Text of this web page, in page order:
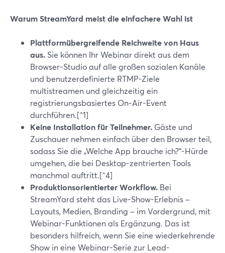
Warum StreamYard meist die einfachere Wahl ist
Plattformübergreifende Reichweite von Haus
aus. Sie können Ihr Webinar direkt aus dem
Browser-Studio auf alle großen sozialen Kanäle
und benutzerdefinierte RTMP-Ziele
multistreamen und gleichzeitig ein
registrierungsbasiertes On‑Air-Event
durchführen.[^1]
Keine Installation für Teilnehmer. Gäste und
Zuschauer nehmen einfach über den Browser teil,
sodass Sie die „Welche App brauche ich?“-Hürde
umgehen, die bei Desktop-zentrierten Tools
manchmal auftritt.[^4]
Produktionsorientierter Workflow. Bei
StreamYard steht das Live-Show-Erlebnis –
Layouts, Medien, Branding – im Vordergrund, mit
Webinar-Funktionen als Ergänzung. Das ist
besonders hilfreich, wenn Sie eine wiederkehrende
Show in eine Webinar-Serie zur Lead-